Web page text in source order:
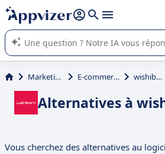
répondre (plusieurs lignes avec
L'IA de Appvizer vous guide dans
logiciel SaaS en entreprise.
Marketing E-commerce wishibam
Alternatives à
Vous cherchez des alternatives au